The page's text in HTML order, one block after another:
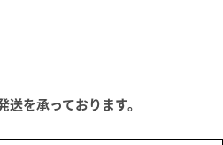
を承っております。